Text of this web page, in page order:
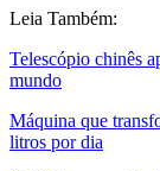
Leia Também:
Telescópio chinês
mundo
Máquina que
litros por dia